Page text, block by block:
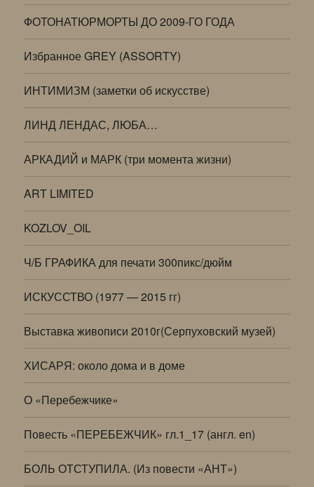
ФОТОНАТЮРМОРТЫ ДО 2009-ГО ГОДА
Избранное GREY (ASSORTY)
ИНТИМИЗМ (заметки об искусстве)
ЛИНД ЛЕНДАС, ЛЮБА…
АРКАДИЙ и МАРК (три момента жизни)
ART LIMITED
KOZLOV_OIL
Ч/Б ГРАФИКА для печати 300пикс/дюйм
ИСКУССТВО (1977 — 2015 гг)
Выставка живописи 2010г(Серпуховский музей)
ХИСАРЯ: около дома и в доме
О «Перебежчике»
Повесть «ПЕРЕБЕЖЧИК» гл.1_17 (англ. en)
БОЛЬ ОТСТУПИЛА. (Из повести «АНТ»)